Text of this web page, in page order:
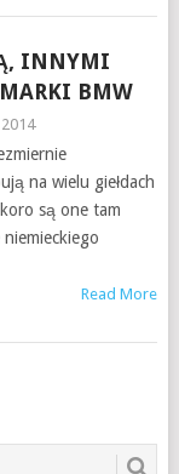
INNYMI
BMW
na wielu giełdach
są one tam
Read More